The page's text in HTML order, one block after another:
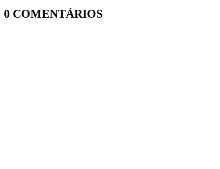
0 COMENTÁRIOS